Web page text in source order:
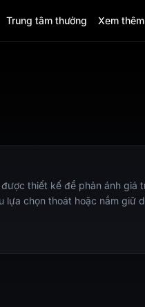
Trung tâm thưởng Xem thêm
thiết kế để phản ánh
chọn thoát hoặc nắm giữ